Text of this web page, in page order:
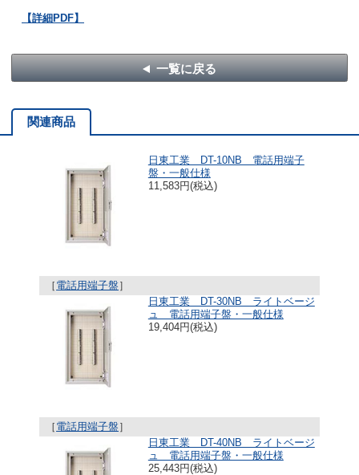
【詳細PDF】
一覧に戻る
関連商品
日東工業 DT-10NB 電話用端子
盤・一般仕様
11,583円(税込)
［ 電話用端子盤］
日東工業 DT-30NB ライトベージ
ュ 電話用端子盤・一般仕様
19,404円(税込)
［ 電話用端子盤］
日東工業 DT-40NB ライトベージ
ュ 電話用端子盤・一般仕様
25,443円(税込)